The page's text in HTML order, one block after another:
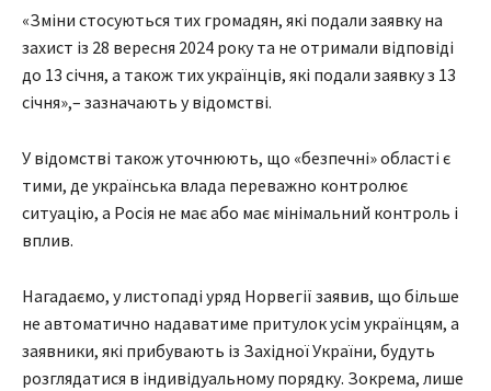
«Зміни стосуються тих громадян, які подали заявку на
захист із 28 вересня 2024 року та не отримали відповіді
до 13 січня, а також тих українців, які подали заявку з 13
січня»,– зазначають у відомстві.
У відомстві також уточнюють, що «безпечні» області є
тими, де українська влада переважно контролює
ситуацію, а Росія не має або має мінімальний контроль і
вплив.
Нагадаємо, у листопаді уряд Норвегії заявив, що більше
не автоматично надаватиме притулок усім українцям, а
заявники, які прибувають із Західної України, будуть
розглядатися в індивідуальному порядку. Зокрема, лише